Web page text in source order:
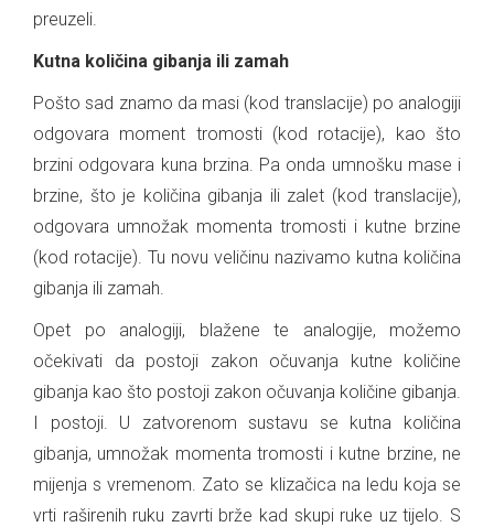
preuzeli.
Kutna količina gibanja ili zamah
Pošto sad znamo da masi (kod translacije) po analogiji
odgovara moment tromosti (kod rotacije), kao što
brzini odgovara kuna brzina. Pa onda umnošku mase i
brzine, što je količina gibanja ili zalet (kod translacije),
odgovara umnožak momenta tromosti i kutne brzine
(kod rotacije). Tu novu veličinu nazivamo kutna količina
gibanja ili zamah.
Opet po analogiji, blažene te analogije, možemo
očekivati da postoji zakon očuvanja kutne količine
gibanja kao što postoji zakon očuvanja količine gibanja.
I postoji. U zatvorenom sustavu se kutna količina
gibanja, umnožak momenta tromosti i kutne brzine, ne
mijenja s vremenom. Zato se klizačica na ledu koja se
vrti raširenih ruku zavrti brže kad skupi ruke uz tijelo. S